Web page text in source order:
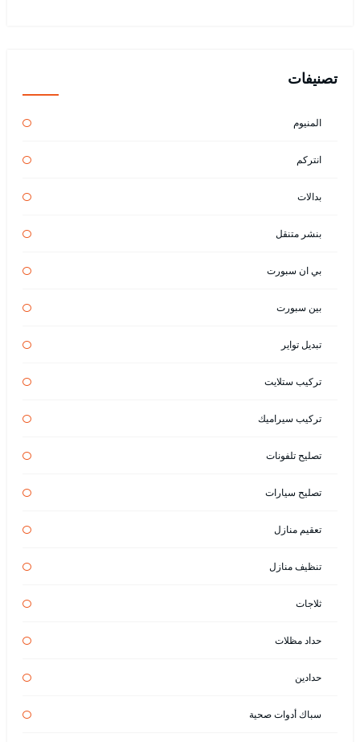
تصنيفات
المنيوم
انتركم
بدالات
بنشر متنقل
بي ان سبورت
بين سبورت
تبديل تواير
تركيب ستلايت
تركيب سيراميك
تصليح تلفونات
تصليح سيارات
تعقيم منازل
تنظيف منازل
ثلاجات
حداد مظلات
حدادين
سباك أدوات صحية